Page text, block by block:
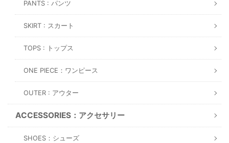
PANTS : パンツ
SKIRT : スカート
TOPS : トップス
ONE PIECE：ワンピース
OUTER : アウター
ACCESSORIES：アクセサリー
SHOES：シューズ